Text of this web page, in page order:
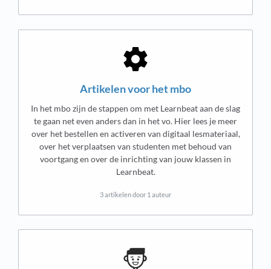
Artikelen voor het mbo
In het mbo zijn de stappen om met Learnbeat aan de slag
te gaan net even anders dan in het vo. Hier lees je meer
over het bestellen en activeren van digitaal lesmateriaal,
over het verplaatsen van studenten met behoud van
voortgang en over de inrichting van jouw klassen in
Learnbeat.
3 artikelen door 1 auteur